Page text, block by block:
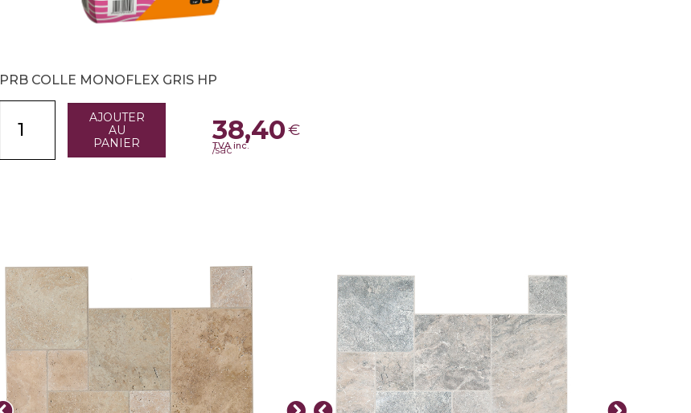
PRB COLLE MONOFLEX GRIS HP
AJOUTER
AU
PANIER
38,40€
TVA inc.
/sac